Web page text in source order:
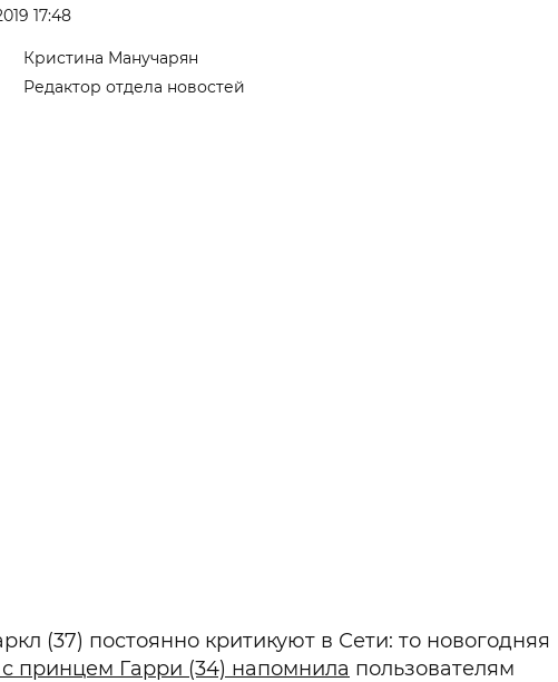
17:48
Кристина Манучарян
Редактор отдела новостей
(37) постоянно критикуют в Сети: то новогодняя
с принцем Гарри (34) напомнила пользователям